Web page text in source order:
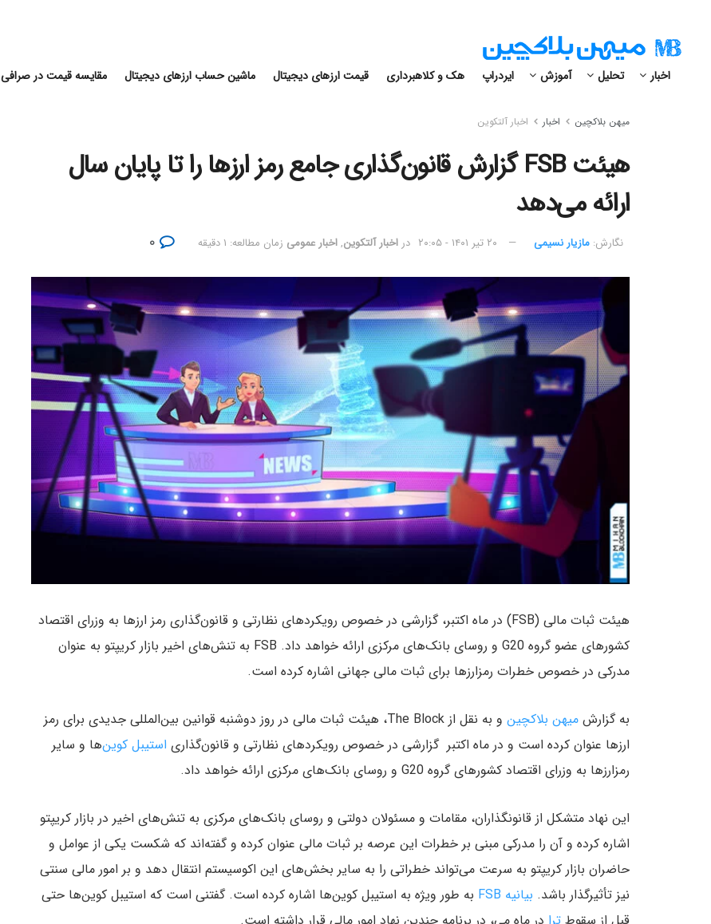
اخبار تحلیل آموزش ایردراپ هک و کلاهبرداری قیمت ارزهای دیجیتال ماشین حساب ارزهای دیجیتال مقایسه قیمت در صرافی
میهن بلاکچین اخبار اخبار آلتکوین
هیئت FSB گزارش قانون‌گذاری جامع رمز ارزها را تا پایان سال
ارائه می‌دهد
نگارش:‌ مازیار نسیمی ۲۰ تیر ۱۴۰۱ - ۲۰:۰۵ در اخبار آلتکوین,اخبار عمومی زمان مطالعه: ۱ دقیقه
هیئت ثبات مالی (FSB) در ماه اکتبر، گزارشی در خصوص رویکردهای نظارتی و قانون‌گذاری رمز ارزها به وزرای اقتصاد
کشورهای عضو گروه G20 و روسای بانک‌های مرکزی ارائه خواهد داد. FSB به تنش‌های اخیر بازار کریپتو به عنوان
مدرکی در خصوص خطرات رمزارزها برای ثبات مالی جهانی اشاره کرده است.
به گزارش میهن بلاکچین
و به نقل از The Block، هیئت ثبات مالی در روز دوشنبه قوانین بین‌المللی جدیدی برای رمز
ارزها عنوان کرده است و در ماه اکتبر گزارشی در خصوص رویکردهای نظارتی و قانون‌گذاری استیبل کوین‌ها و سایر
رمزارزها به وزرای اقتصاد کشورهای گروه G20 و روسای بانک‌های مرکزی ارائه خواهد داد.
این نهاد متشکل از قانونگذاران، مقامات و مسئولان دولتی و روسای بانک‌های مرکزی به تنش‌های اخیر در بازار کریپتو
اشاره کرده و آن را مدرکی مبنی بر خطرات این عرصه بر ثبات مالی عنوان کرده و گفته‌اند که شکست یکی از عوامل و
حاضران بازار کریپتو به سرعت می‌تواند خطراتی را به سایر بخش‌های این اکوسیستم انتقال دهد و بر امور مالی سنتی
نیز تأثیرگذار باشد. بیانیه FSB
به طور ویژه به استیبل کوین‌ها اشاره کرده است. گفتنی است که استیبل کوین‌ها حتی